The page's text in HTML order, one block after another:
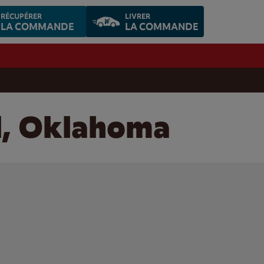
RÉCUPÉRER
LA COMMANDE
LIVRER
LA COMMANDE
Oklahoma